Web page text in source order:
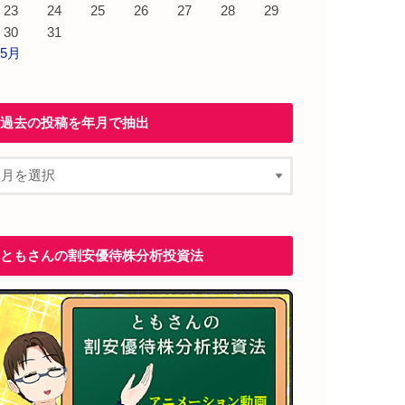
23 24 25 26 27 28
29
30
31
月
過去の投稿を年月で抽出
ともさんの割安優待株分析投資法